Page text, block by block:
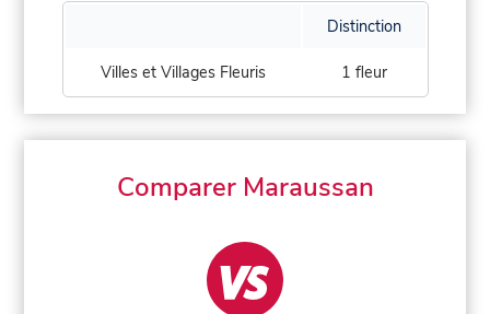
Distinction
Villes et Villages Fleuris 1 fleur
Comparer Maraussan